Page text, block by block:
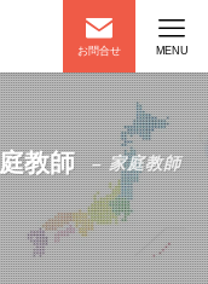
お問合せ MENU
教師
– 家庭教師